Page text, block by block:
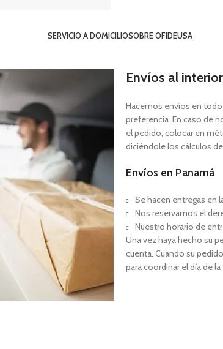
SERVICIO A DOMICILIOSOBRE OFIDEUSA
Envíos al interior
Hacemos envíos en
preferencia. En caso de
el pedido, colocar en
diciéndole los cálculos
Envíos en Panamá
Se hacen entregas en
Nos reservamos el
Nuestro horario de
Una vez haya hecho su
cuenta. Cuando su
para coordinar el día de la